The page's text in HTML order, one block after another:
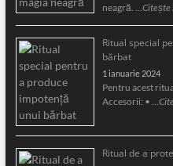
neagră. … Citește
Ritual special
bărbat
1 ianuarie 2024
Pentru acest
Accesorii: • …
Ritual de a